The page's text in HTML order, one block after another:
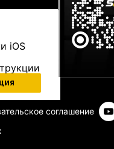
iOS
соглашение